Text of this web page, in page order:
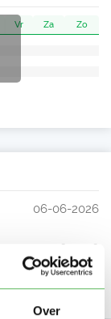
Over
Vr Za
Zo
06-06-2026
03-06-2026
03-06-2026